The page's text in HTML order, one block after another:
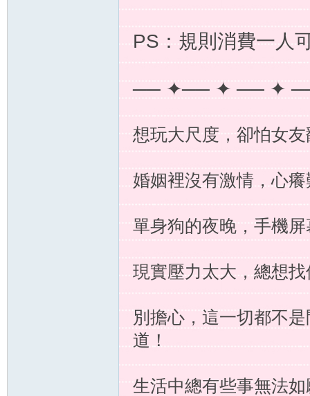
PS：規則消費一人
── ✦── ✦ ── ✦
想玩大尺度，卻怕女
婚姻裡沒有激情，心
單身狗的夜晚，手機
現實壓力太大，總想
別擔心，這一切都不
道！
生活中總有些事無法